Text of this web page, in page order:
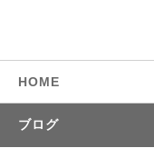
HOME
ブログ